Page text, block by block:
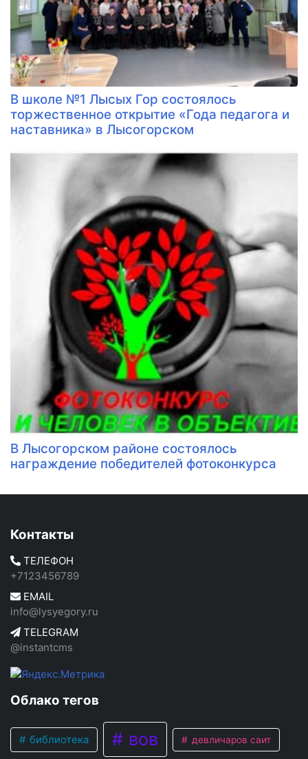
В школе №1 Лысых Гор состоялось
торжественное открытие «Года педагога и
наставника» в Лысогорском
В Лысогорском районе состоялось
награждение победителей фотоконкурса
Контакты
ТЕЛЕФОН
+7123456789
EMAIL
info@lysyegory.ru
TELEGRAM
@instantcms
Облако тегов
библиотека вов девличаров саит